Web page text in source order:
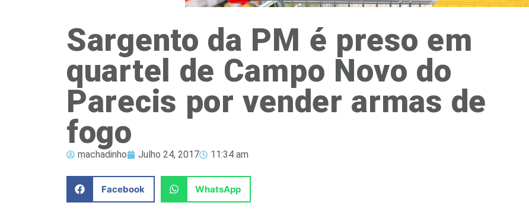
Sargento da PM é preso em
quartel de Campo Novo do
Parecis por vender armas de
fogo
machadinho Julho 24, 2017 11:34 am
Facebook WhatsApp